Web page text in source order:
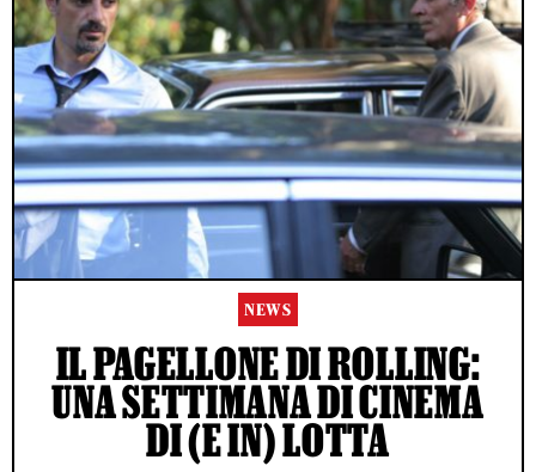
NEWS
IL PAGELLONE DI ROLLING:
UNA SETTIMANA DI CINEMA
DI (E IN) LOTTA